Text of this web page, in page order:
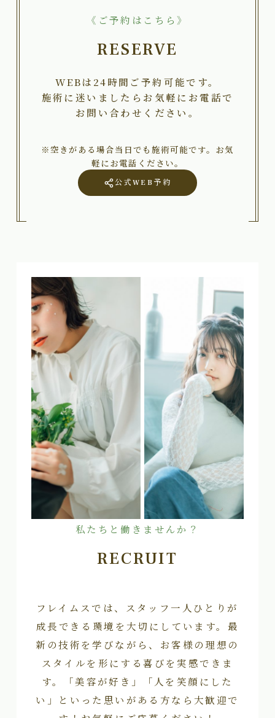
《ご予約はこちら》
RESERVE
WEBは24時間ご予約可能です。
施術に迷いましたらお気軽にお電話で
お問い合わせください。
※空きがある場合当日でも施術可能です。お気
軽にお電話ください。
公式WEB予約
私たちと働きませんか？
RECRUIT
フレイムスでは、スタッフ一人ひとりが
成長できる環境を大切にしています。最
新の技術を学びながら、お客様の理想の
スタイルを形にする喜びを実感できま
す。「美容が好き」「人を笑顔にした
い」といった思いがある方なら大歓迎で